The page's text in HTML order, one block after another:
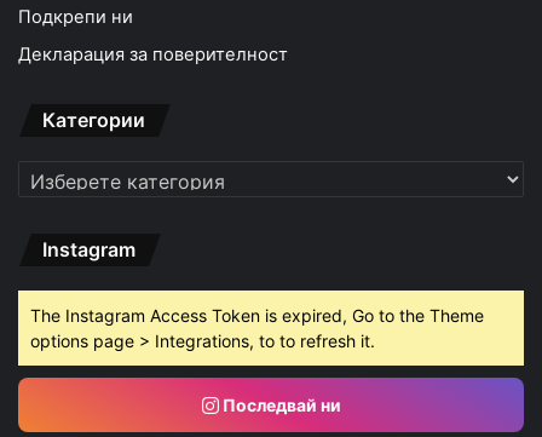
Подкрепи ни
Декларация за поверителност
Категории
Категории
Instagram
The Instagram Access Token is expired, Go to the Theme
options page > Integrations, to to refresh it.
Последвай ни